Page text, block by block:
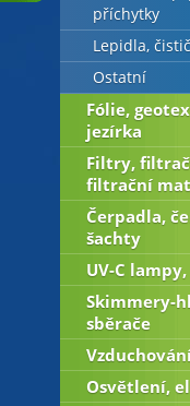
příchytky
Lepidla,
Ostatní
Fólie,
jezírka
Filtry,
filtrační
Čerpadla,
šachty
UV-C
Skimmery-
sběrače
Osvětlení,